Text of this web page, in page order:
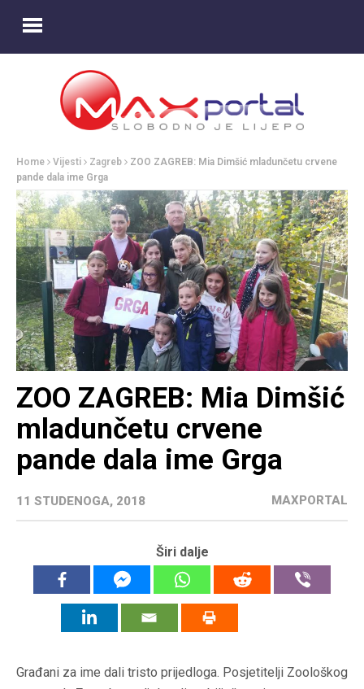
Home Vijesti Zagreb
ZOO ZAGREB: Mia Dimšić mladunčetu crvene
pande dala ime Grga
ZOO ZAGREB: Mia Dimšić
mladunčetu crvene
pande dala ime Grga
11 STUDENOGA, 2018 MAXPORTAL
Širi dalje
Građani za ime dali tristo prijedloga. Posjetitelji Zoološkog